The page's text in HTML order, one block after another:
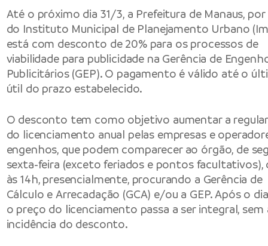
Até o próximo dia 31/3, a Prefeitura de Manaus,
do Instituto Municipal de Planejamento Urbano
está com desconto de 20% para os processos de
viabilidade para publicidade na Gerência de
Publicitários (GEP). O pagamento é válido até o
útil do prazo estabelecido.
O desconto tem como objetivo aumentar a
do licenciamento anual pelas empresas e
engenhos, que podem comparecer ao órgão, de
sexta-feira (exceto feriados e pontos facultativos),
às 14h, presencialmente, procurando a Gerência de
Cálculo e Arrecadação (GCA) e/ou a GEP. Após o
o preço do licenciamento passa a ser integral, sem
incidência do desconto.